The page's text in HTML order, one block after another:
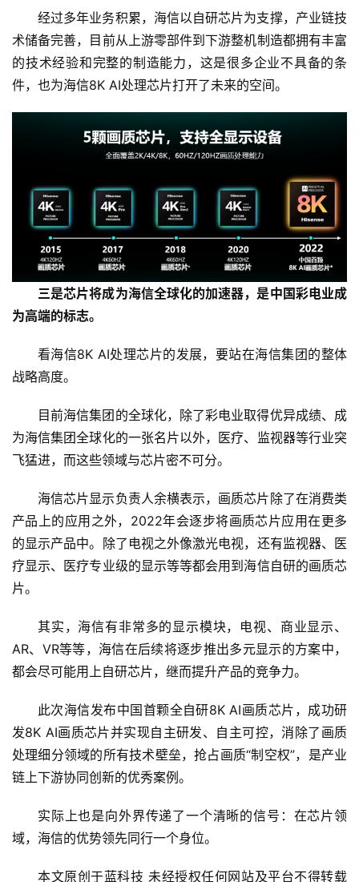
经过多年业务积累，海信以自研芯片为支撑，产业链技
术储备完善，目前从上游零部件到下游整机制造都拥有丰富
的技术经验和完整的制造能力，这是很多企业不具备的条
件，也为海信8K AI处理芯片打开了未来的空间。
三是芯片将成为海信全球化的加速器，是中国彩电业成
为高端的标志。
看海信8K AI处理芯片的发展，要站在海信集团的整体
战略高度。
目前海信集团的全球化，除了彩电业取得优异成绩、成
为海信集团全球化的一张名片以外，医疗、监视器等行业突
飞猛进，而这些领域与芯片密不可分。
海信芯片显示负责人余横表示，画质芯片除了在消费类
产品上的应用之外，2022年会逐步将画质芯片应用在更多
的显示产品中。除了电视之外像激光电视，还有监视器、医
疗显示、医疗专业级的显示等等都会用到海信自研的画质芯
片。
其实，海信有非常多的显示模块，电视、商业显示、
AR、VR等等，海信在后续将逐步推出多元显示的方案中，
都会尽可能用上自研芯片，继而提升产品的竞争力。
此次海信发布中国首颗全自研8K AI画质芯片，成功研
发8K AI画质芯片并实现自主研发、自主可控，消除了画质
处理细分领域的所有技术壁垒，抢占画质“制空权”，是产业
链上下游协同创新的优秀案例。
实际上也是向外界传递了一个清晰的信号：在芯片领
域，海信的优势领先同行一个身位。
本文原创于蓝科技 未经授权任何网站及平台不得转载